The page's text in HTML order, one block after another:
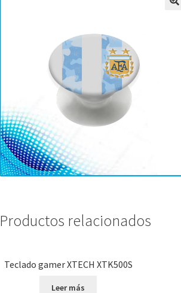
Productos relacionados
Teclado gamer XTECH XTK500S
Leer más